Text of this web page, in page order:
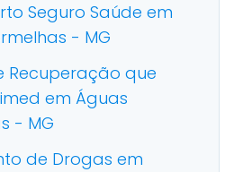
Seguro Saúde em
- MG
Recuperação que
em Águas
- MG
de Drogas em